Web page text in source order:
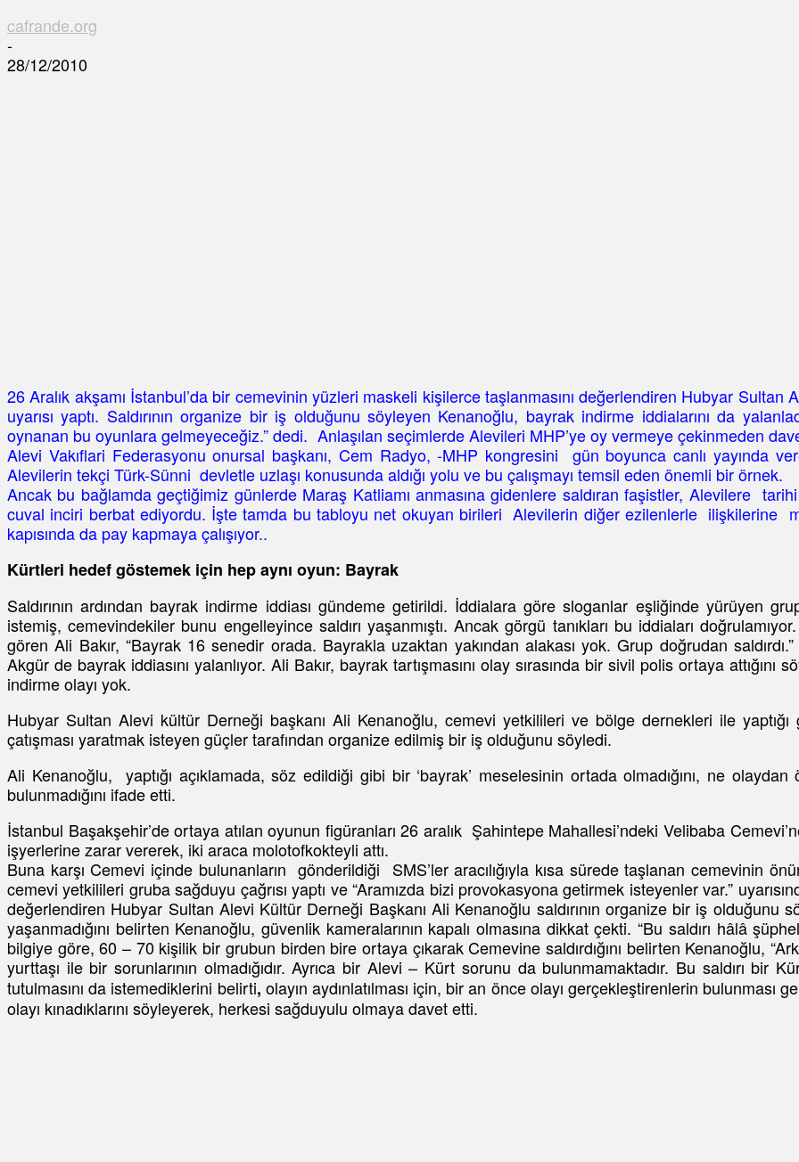
cafrande.org
-
28/12/2010
26 Aralık akşamı İstanbul’da bir cemevinin yüzleri maskeli kişilerce taşlanmasını değerlendiren Hubyar
uyarısı yaptı. Saldırının organize bir iş olduğunu söyleyen Kenanoğlu, bayrak indirme iddialarını da
oynanan bu oyunlara gelmeyeceğiz.” dedi. Anlaşılan seçimlerde Alevileri MHP’ye oy vermeye çekinmeden
Alevi Vakıflari Federasyonu onursal başkanı, Cem Radyo, -MHP kongresini gün boyunca canlı yayında
Alevilerin tekçi Türk-Sünni devletle uzlaşı konusunda aldığı yolu ve bu çalışmayı temsil eden önemli bir örnek.
Ancak bu bağlamda geçtiğimiz günlerde Maraş Katliamı anmasına gidenlere saldıran faşistler, Alevilere tarihi
cuval inciri berbat ediyordu. İşte tamda bu tabloyu net okuyan birileri Alevilerin diğer ezilenlerle ilişkilerine
kapısında da pay kapmaya çalışıyor..
Kürtleri hedef göstemek için hep aynı oyun: Bayrak
Saldırının ardından bayrak indirme iddiası gündeme getirildi. İddialara göre sloganlar eşliğinde yürüyen
istemiş, cemevindekiler bunu engelleyince saldırı yaşanmıştı. Ancak görgü tanıkları bu iddiaları
gören Ali Bakır, “Bayrak 16 senedir orada. Bayrakla uzaktan yakından alakası yok. Grup doğrudan
Akgür de bayrak iddiasını yalanlıyor. Ali Bakır, bayrak tartışmasını olay sırasında bir sivil polis ortaya
indirme olayı yok.
Hubyar Sultan Alevi kültür Derneği başkanı Ali Kenanoğlu, cemevi yetkilileri ve bölge dernekleri ile yaptığı
çatışması yaratmak isteyen güçler tarafından organize edilmiş bir iş olduğunu söyledi.
Ali Kenanoğlu, yaptığı açıklamada, söz edildiği gibi bir ‘bayrak’ meselesinin ortada olmadığını, ne
bulunmadığını ifade etti.
İstanbul Başakşehir’de ortaya atılan oyunun figüranları 26 aralık Şahintepe Mahallesi’ndeki Velibaba
işyerlerine zarar vererek, iki araca molotofkokteyli attı.
Buna karşı Cemevi içinde bulunanların gönderildiği SMS’ler aracılığıyla kısa sürede taşlanan cemevinin
cemevi yetkilileri gruba sağduyu çağrısı yaptı ve “Aramızda bizi provokasyona getirmek isteyenler var.”
değerlendiren Hubyar Sultan Alevi Kültür Derneği Başkanı Ali Kenanoğlu saldırının organize bir iş
yaşanmadığını belirten Kenanoğlu, güvenlik kameralarının kapalı olmasına dikkat çekti. “Bu saldırı hâlâ
bilgiye göre, 60 – 70 kişilik bir grubun birden bire ortaya çıkarak Cemevine saldırdığını belirten Kenanoğlu,
yurttaşı ile bir sorunlarının olmadığıdır. Ayrıca bir Alevi – Kürt sorunu da bulunmamaktadır. Bu saldırı bir
tutulmasını da istemediklerini belirti, olayın aydınlatılması için, bir an önce olayı gerçekleştirenlerin
olayı kınadıklarını söyleyerek, herkesi sağduyulu olmaya davet etti.